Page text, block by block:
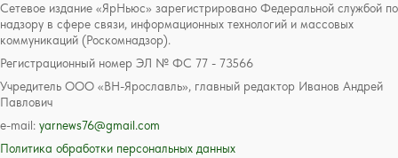
Сетевое издание «ЯрНьюс» зарегистрировано Федеральной службой по
надзору в сфере связи, информационных технологий и массовых
коммуникаций (Роскомнадзор).
Регистрационный номер ЭЛ № ФС 77 - 73566
Учредитель ООО «ВН-Ярославль», главный редактор Иванов Андрей
Павлович
e-mail: yarnews76@gmail.com
Политика обработки персональных данных